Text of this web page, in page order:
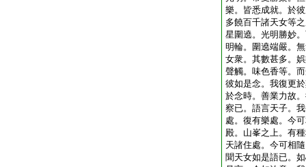
樂。皆悉成就。於
多饒百千諸天女等
星圍遶。光明勝妙
明輪。圍遶端嚴。
女衆。其數甚多。
聲觸。味色香等。
彼如是念。我復更
於念時。善業力故
察已。語言天子。
處。復有樂處。今
殿。山峯之上。有
天諸住處。今可相
聞天女如是語已。